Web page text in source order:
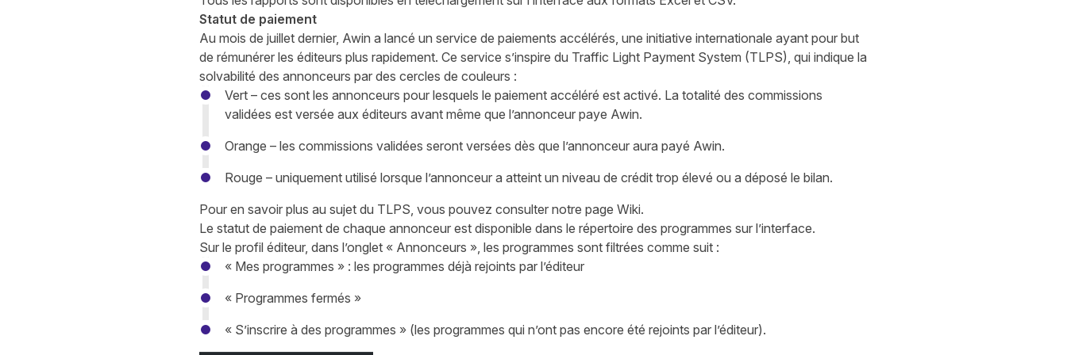
Statut de paiement
Au mois de juillet dernier, Awin a lancé un service de paiements accélérés, une initiative internationale ayant pour but
de rémunérer les éditeurs plus rapidement. Ce service s’inspire du Traffic Light Payment System (TLPS), qui indique la
solvabilité des annonceurs par des cercles de couleurs :
Vert – ces sont les annonceurs pour lesquels le paiement accéléré est activé. La totalité des commissions
validées est versée aux éditeurs avant même que l’annonceur paye Awin.
Orange – les commissions validées seront versées dès que l’annonceur aura payé Awin.
Rouge – uniquement utilisé lorsque l’annonceur a atteint un niveau de crédit trop élevé ou a déposé le bilan.
Pour en savoir plus au sujet du TLPS, vous pouvez consulter notre page Wiki.
Le statut de paiement de chaque annonceur est disponible dans le répertoire des programmes sur l’interface.
Sur le profil éditeur, dans l’onglet « Annonceurs », les programmes sont filtrées comme suit :
« Mes programmes » : les programmes déjà rejoints par l’éditeur
« Programmes fermés »
« S’inscrire à des programmes » (les programmes qui n’ont pas encore été rejoints par l’éditeur).